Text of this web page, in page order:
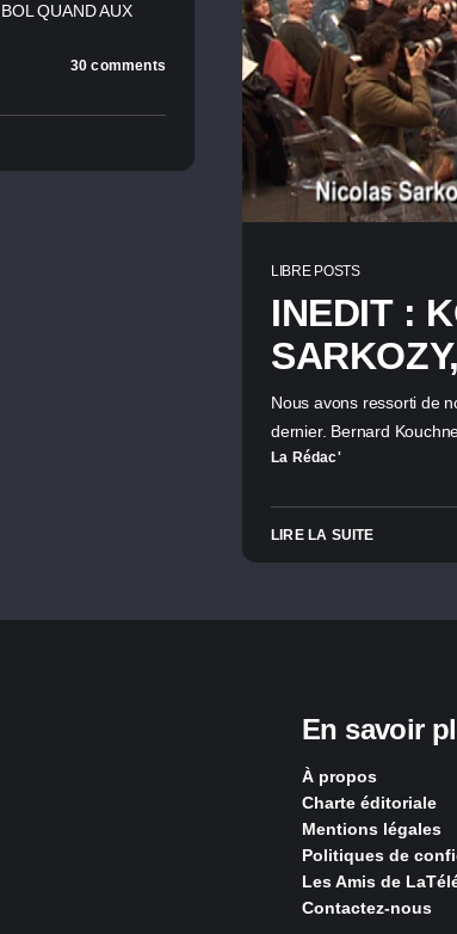
QUAND AUX
30 comments
LIBRE POSTS
INEDIT :
Nous avons ressorti de
dernier. Bernard
La Rédac'
LIRE LA SUITE
En savoir
À propos
Charte éditoriale
Mentions légales
Politiques de
Les Amis de
Contactez-nous